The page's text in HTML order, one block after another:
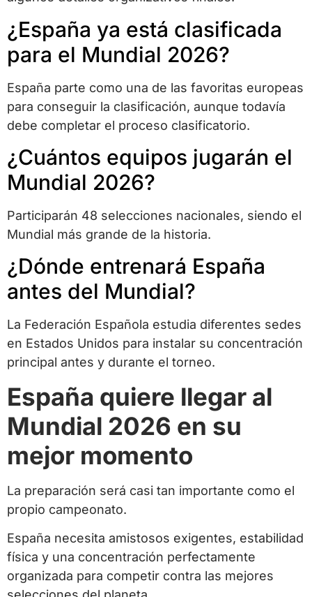
¿España ya está clasificada
para el Mundial 2026?
España parte como una de las favoritas europeas
para conseguir la clasificación, aunque todavía
debe completar el proceso clasificatorio.
¿Cuántos equipos jugarán el
Mundial 2026?
Participarán 48 selecciones nacionales, siendo el
Mundial más grande de la historia.
¿Dónde entrenará España
antes del Mundial?
La Federación Española estudia diferentes sedes
en Estados Unidos para instalar su concentración
principal antes y durante el torneo.
España quiere llegar al
Mundial 2026 en su
mejor momento
La preparación será casi tan importante como el
propio campeonato.
España necesita amistosos exigentes, estabilidad
física y una concentración perfectamente
organizada para competir contra las mejores